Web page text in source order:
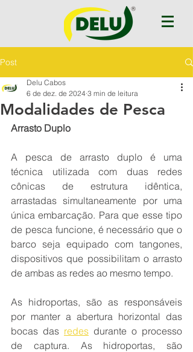
Post
Modalidades de Pesca
Delu Cabos
6 de dez. de 2024 3 min de leitura
Arrasto Duplo
A pesca de arrasto duplo é uma
técnica utilizada com duas redes
cônicas de estrutura idêntica,
arrastadas simultaneamente por uma
única embarcação. Para que esse tipo
de pesca funcione, é necessário que o
barco seja equipado com tangones,
dispositivos que possibilitam o arrasto
de ambas as redes ao mesmo tempo.
As hidroportas, são as responsáveis
por manter a abertura horizontal das
bocas das redes durante o processo
de captura. As hidroportas, são